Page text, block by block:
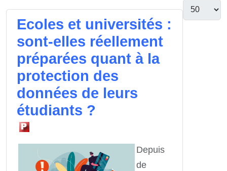
Ecoles et universités :
sont-elles réellement
préparées quant à la
protection des
données de leurs
étudiants ?
Depuis
de